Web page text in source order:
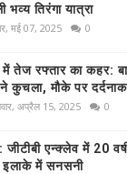
भव्य तिरंगा यात्रा
मई 07, 2025 0
में तेज रफ्तार का कहर:
कुचला, मौके पर
अप्रैल 15, 2025 0
जीटीबी एन्क्लेव में 20
इलाके में सनसनी